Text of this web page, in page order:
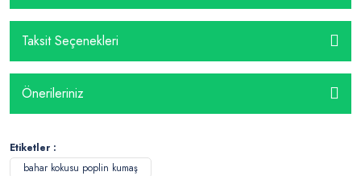
Taksit Seçenekleri
Önerileriniz
Etiketler :
bahar kokusu poplin kumaş